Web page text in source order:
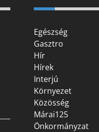
Egészség
Gasztro
Hír
Hírek
Interjú
Környezet
Közösség
Márai125
Önkormányzat